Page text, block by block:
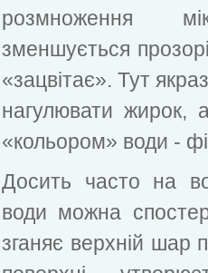
розмноження
зменшується
«зацвітає». Тут
нагулювати жирок,
«кольором» води -
Досить часто на
води можна
зганяє верхній шар